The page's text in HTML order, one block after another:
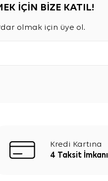
İÇİN BİZE KATIL!
olmak için üye ol.
Kredi Kartına
4 Taksit İmkanı